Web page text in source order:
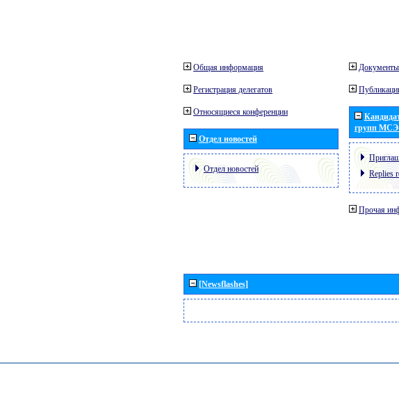
Общая информация
Регистрация делегатов
Относящиеся конференции
Отдел новостей
Отдел новостей
Документы
групп
Replies
Прочая
[Newsflashes]